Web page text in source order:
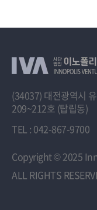
(34037) 대전광역시
209~212호 (탑립동)
TEL : 042-867-9700
Copyright© 2025
ALL RIGHTS